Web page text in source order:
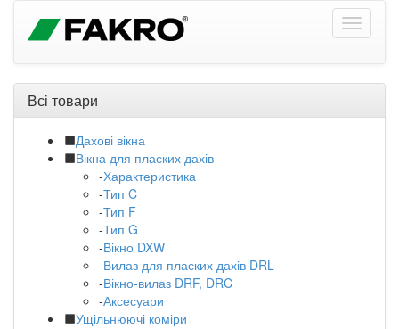
Всі товари
Дахові вікна
Вікна для пласких дахів
-Характеристика
-Тип C
-Тип F
-Тип G
-Вікно DXW
-Вилаз для пласких дахів DRL
-Вікно-вилаз DRF, DRC
-Аксесуари
Ущільнюючі коміри